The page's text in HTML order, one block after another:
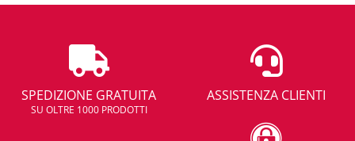
SPEDIZIONE GRATUITA
SU OLTRE 1000 PRODOTTI
ASSISTENZA CLIENTI